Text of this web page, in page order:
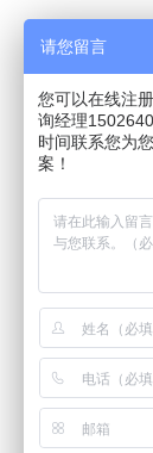
用户协议
安全策略
app下载
请您留言
您可以在线注
询经理
时间联系您为
案！